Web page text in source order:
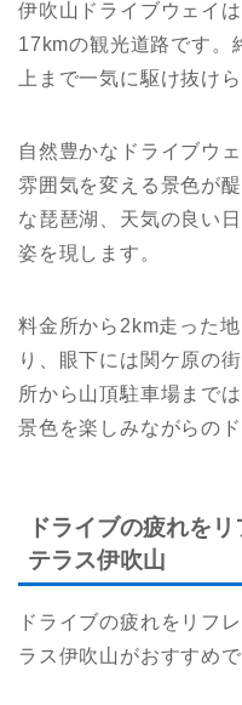
伊吹山ドライブウェイ
17kmの観光道路です。
上まで一気に駆け抜けら
自然豊かなドライブウ
雰囲気を変える景色が
な琵琶湖、天気の良い
姿を現します。
料金所から2km走った
り、眼下には関ケ原の
所から山頂駐車場まで
景色を楽しみながらの
ドライブの疲れを
テラス伊吹山
ドライブの疲れをリフ
ラス伊吹山がおすすめで